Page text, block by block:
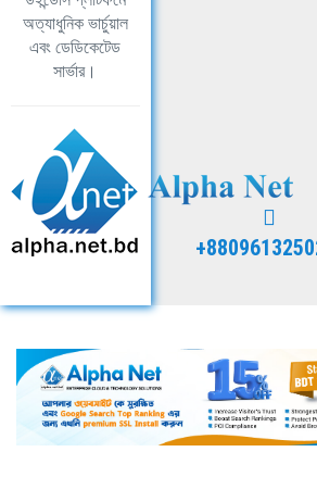
অত্যাধুনিক ভার্চুয়াল
এবং ডেডিকেটেড
সার্ভার।